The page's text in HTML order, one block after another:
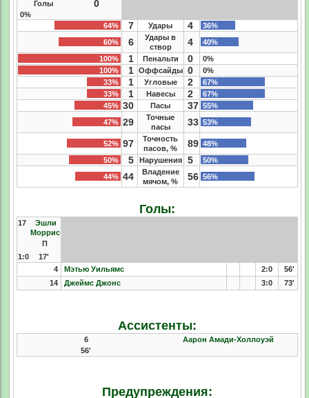
Голы 0
0%
64%
7 Удары 4
36%
60%
6
Удары в
створ
4
40%
100%
1 Пенальти 0
0%
100%
1 Оффсайды 0
0%
33%
1 Угловые 2
67%
33%
1 Навесы 2
67%
45% 30 Пасы 37 55%
47% 29
Точные
пасы
33 53%
52% 97
Точность
пасов, %
89 48%
50%
5 Нарушения 5
50%
44% 44
Владение
мячом, %
56 56%
Голы:
17
Эшли
Моррис
П
1:0
17'
4
Мэтью Уильямс 2:0
56'
14
Джеймс Джонс 3:0 73'
Ассистенты:
6
Аарон Амади-Холлоуэй
56'
Предупреждения: